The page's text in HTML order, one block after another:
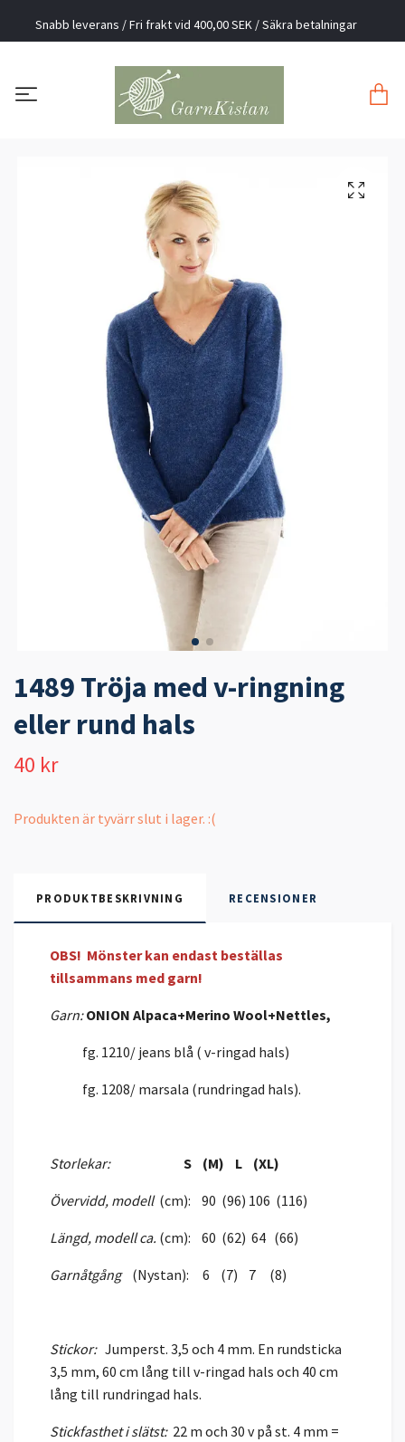
Snabb leverans / Fri frakt vid 400,00 SEK / Säkra betalningar
1489 Tröja med v-ringning
eller rund hals
40 kr
Produkten är tyvärr slut i lager. :(
PRODUKTBESKRIVNING RECENSIONER
OBS! Mönster kan endast beställas
tillsammans med garn!
Garn: ONION Alpaca+Merino Wool+Nettles,
fg. 1210/ jeans blå ( v-ringad hals)
fg. 1208/ marsala (rundringad hals).
Storlekar: S (M) L (XL)
Övervidd, modell (cm): 90 (96) 106 (116)
Längd, modell ca. (cm): 60 (62) 64 (66)
Garnåtgång (Nystan): 6 (7) 7 (8)
Stickor:Jumperst. 3,5 och 4 mm. En rundsticka
3,5 mm, 60 cm lång till v-ringad hals och 40 cm
lång till rundringad hals.
Stickfasthet i slätst: 22 m och 30 v på st. 4 mm =